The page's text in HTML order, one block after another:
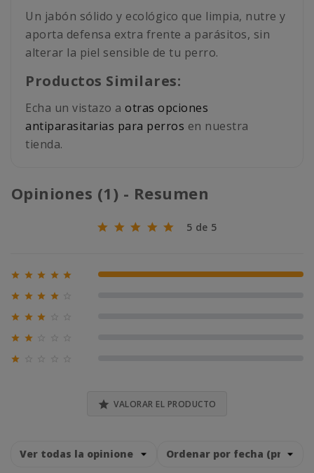
Un jabón sólido y ecológico que limpia, nutre y
aporta defensa extra frente a parásitos, sin
alterar la piel sensible de tu perro.
Productos Similares:
Echa un vistazo a otras opciones
antiparasitarias para perros en nuestra
tienda.
Opiniones (1) - Resumen
5 de 5
     100% (1)
   
  
 

 VALORAR EL PRODUCTO